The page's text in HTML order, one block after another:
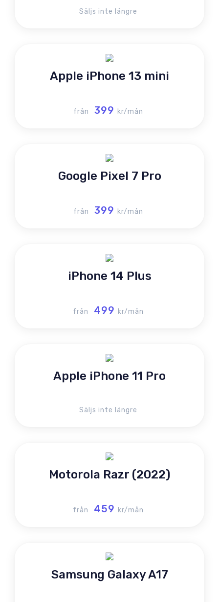
Säljs inte längre
Apple iPhone 13 mini
från 399 kr/mån
Google Pixel 7 Pro
från 399 kr/mån
iPhone 14 Plus
från 499 kr/mån
Apple iPhone 11 Pro
Säljs inte längre
Motorola Razr (2022)
från 459 kr/mån
Samsung Galaxy A17